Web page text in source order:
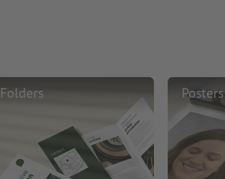
Folders Posters